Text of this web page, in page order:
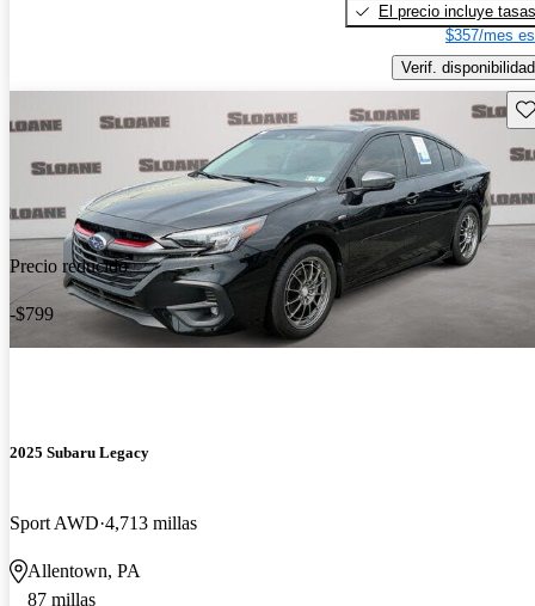
El precio incluye tasas
$357/mes
Verif. disponibilidad
Precio reducido
-$799
2025 Subaru Legacy
Sport AWD 4,713 millas
Allentown, PA
87 millas